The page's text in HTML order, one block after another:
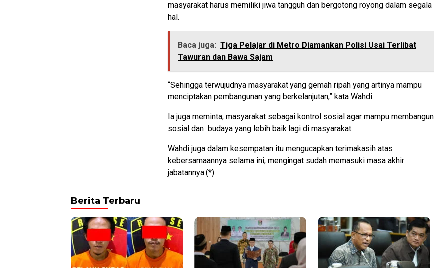
masyarakat harus memiliki jiwa tangguh dan bergotong royong dalam segala
hal.
Baca juga: Tiga Pelajar di Metro Diamankan Polisi Usai Terlibat
Tawuran dan Bawa Sajam
“Sehingga terwujudnya masyarakat yang gemah ripah yang artinya mampu
menciptakan pembangunan yang berkelanjutan,” kata Wahdi.
Ia juga meminta, masyarakat sebagai kontrol sosial agar mampu membangun
sosial dan budaya yang lebih baik lagi di masyarakat.
Wahdi juga dalam kesempatan itu mengucapkan terimakasih atas
kebersamaannya selama ini, mengingat sudah memasuki masa akhir
jabatannya.(*)
Berita Terbaru